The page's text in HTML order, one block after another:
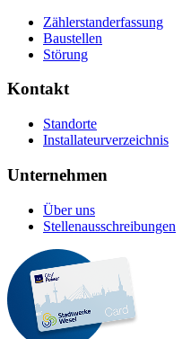
Zählerstanderfassung
Baustellen
Störung
Kontakt
Standorte
Installateurverzeichnis
Unternehmen
Über uns
Stellenausschreibungen